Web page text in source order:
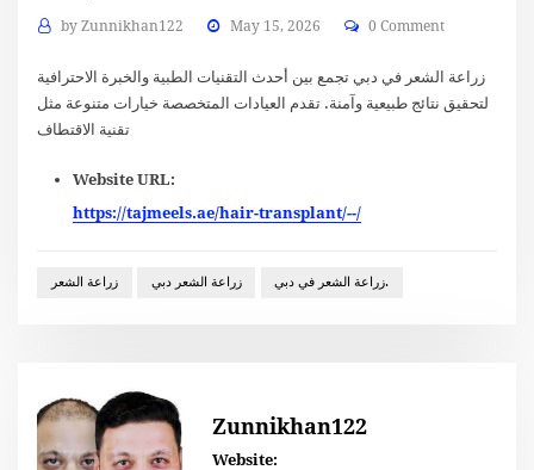
by Zunnikhan122 May 15, 2026 0 Comment
زراعة الشعر في دبي تجمع بين أحدث التقنيات الطبية والخبرة الاحترافية
لتحقيق نتائج طبيعية وآمنة. تقدم العيادات المتخصصة خيارات متنوعة مثل
تقنية الاقتطاف
Website URL:
https://tajmeels.ae/hair-transplant/--/
زراعة الشعر زراعة الشعر دبي زراعة الشعر في دبي.
Zunnikhan122
Website: